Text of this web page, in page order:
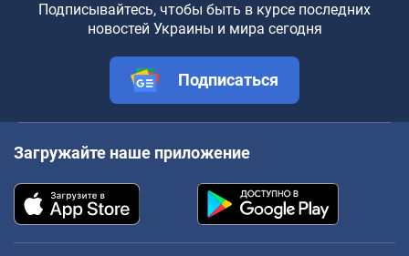
Подписывайтесь, чтобы быть в курсе последних
новостей Украины и мира сегодня
Подписаться
Загружайте наше приложение